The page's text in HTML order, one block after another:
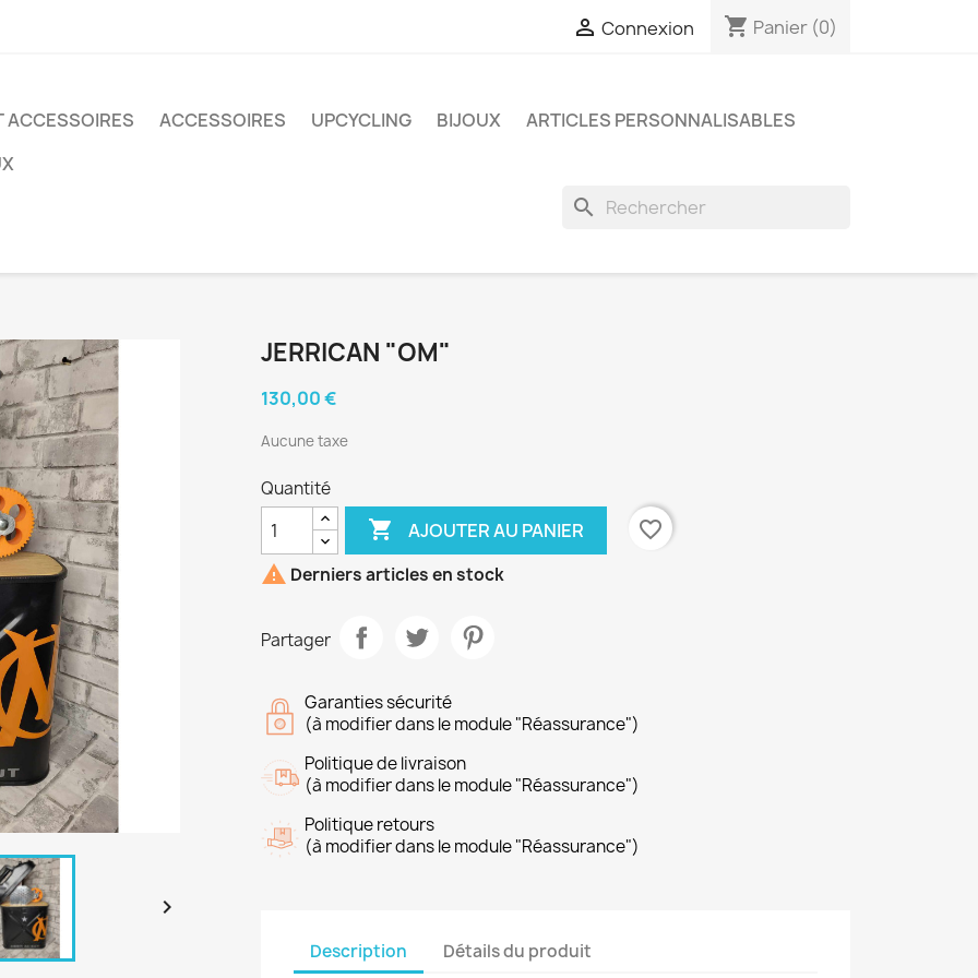
 Connexion shopping_cart Panier (0)
ACCESSOIRES ACCESSOIRES UPCYCLING BIJOUX
ARTICLES PERSONNALISABLES
search

JERRICAN "OM"
130,00 €
Aucune taxe
Quantité
 AJOUTER AU PANIER
favorite_border
 Derniers articles en stock
Partager
Garanties sécurité
(à modifier dans le module "Réassurance")
Politique de livraison
(à modifier dans le module "Réassurance")
Politique retours
(à modifier dans le module "Réassurance")
Description Détails du produit